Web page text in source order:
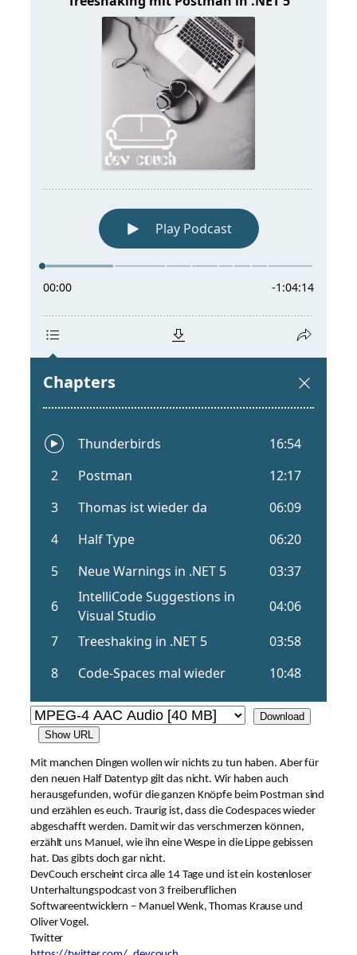
Download
Show URL
Mit manchen Dingen wollen wir nichts zu tun haben. Aber für
den neuen Half Datentyp gilt das nicht. Wir haben auch
herausgefunden, wofür die ganzen Knöpfe beim Postman sind
und erzählen es euch. Traurig ist, dass die Codespaces wieder
abgeschafft werden. Damit wir das verschmerzen können,
erzählt uns Manuel, wie ihn eine Wespe in die Lippe gebissen
hat. Das gibts doch gar nicht.
DevCouch erscheint circa alle 14 Tage und ist ein kostenloser
Unterhaltungspodcast von 3 freiberuflichen
Softwareentwicklern – Manuel Wenk, Thomas Krause und
Oliver Vogel.
Twitter